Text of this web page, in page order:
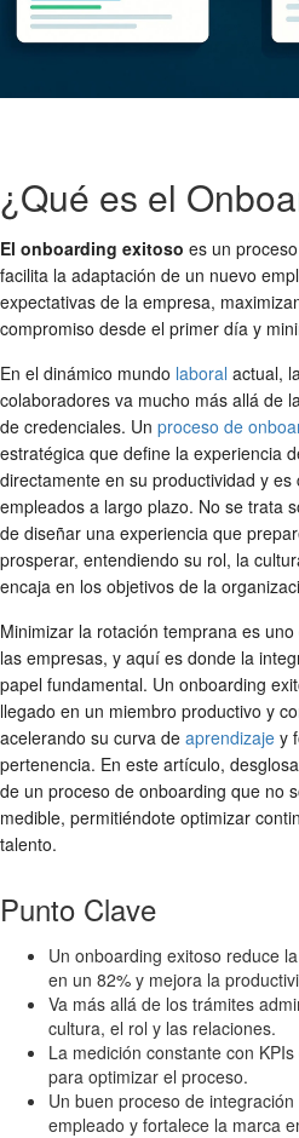
¿Qué es el
El onboarding exitoso es un
facilita la adaptación de un nuevo
expectativas de la empresa,
compromiso desde el primer día y
En el dinámico mundo laboral actual,
colaboradores va mucho más allá de
de credenciales. Un proceso de
estratégica que define la experiencia
directamente en su productividad y es
empleados a largo plazo. No se trata
de diseñar una experiencia que
prosperar, entendiendo su rol, la
encaja en los objetivos de la
Minimizar la rotación temprana es
las empresas, y aquí es donde la
papel fundamental. Un onboarding
llegado en un miembro productivo y
acelerando su curva de aprendizaje y
pertenencia. En este artículo,
de un proceso de onboarding que no
medible, permitiéndote optimizar
talento.
Punto Clave
Un onboarding exitoso reduce
en un 82% y mejora la
Va más allá de los trámites
cultura, el rol y las relaciones.
La medición constante con
para optimizar el proceso.
Un buen proceso de
empleado y fortalece la marca